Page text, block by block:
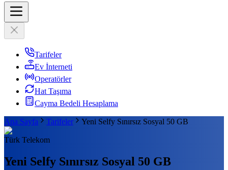
Tarifeler
Ev İnterneti
Operatörler
Hat Taşıma
Cayma Bedeli Hesaplama
Ana Sayfa Tarifeler Yeni Selfy Sınırsız Sosyal 50 GB
Türk Telekom
Yeni Selfy Sınırsız Sosyal 50 GB